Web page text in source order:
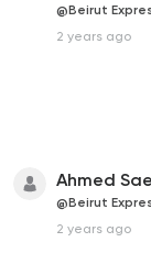
@Beirut
2 years ago
Ahmed
@Beirut
2 years ago